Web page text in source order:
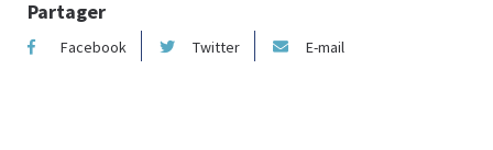
Partager
Facebook Twitter E-mail